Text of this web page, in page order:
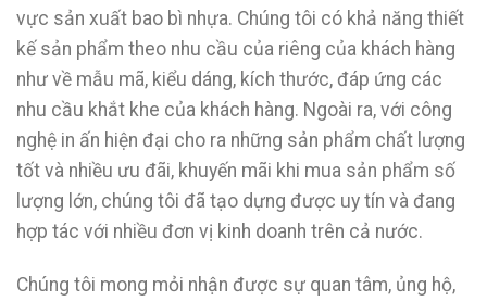
vực sản xuất bao bì nhựa. Chúng tôi có khả năng thiết
kế sản phẩm theo nhu cầu của riêng của khách hàng
như về mẫu mã, kiểu dáng, kích thước, đáp ứng các
nhu cầu khắt khe của khách hàng. Ngoài ra, với công
nghệ in ấn hiện đại cho ra những sản phẩm chất lượng
tốt và nhiều ưu đãi, khuyến mãi khi mua sản phẩm số
lượng lớn, chúng tôi đã tạo dựng được uy tín và đang
hợp tác với nhiều đơn vị kinh doanh trên cả nước.
Chúng tôi mong mỏi nhận được sự quan tâm, ủng hộ,